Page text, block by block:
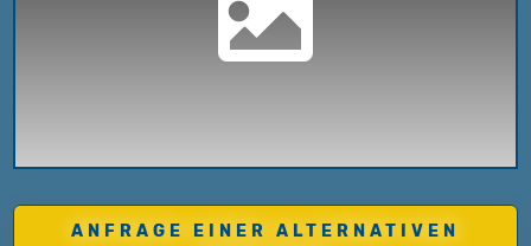
ANFRAGE EINER ALTERNATIVEN